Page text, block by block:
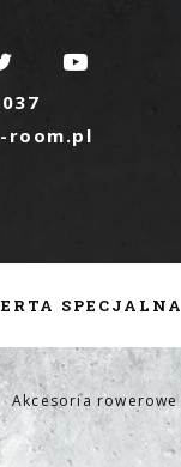

room.pl
SPECJALNA
SERWIS
Akcesoria rowerowe